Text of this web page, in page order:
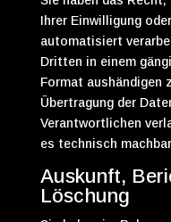
Ihrer Einwilligung
automatisiert
Dritten in einem
Format aushändigen
Übertragung der
Verantwortlichen
es technisch
Auskunft,
Löschung